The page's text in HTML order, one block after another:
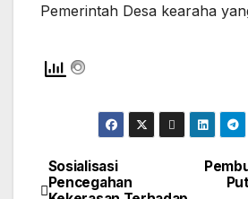
Pemerintah Desa kearaha
Navigasi
Sosialisasi
Pencegahan